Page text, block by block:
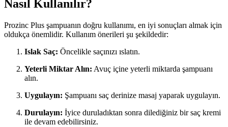
Nasıl Kullanılır?
Prozinc Plus şampuanın doğru kullanımı, en iyi sonuçları almak için
oldukça önemlidir. Kullanım önerileri şu şekildedir:
Islak Saç: Öncelikle saçınızı ıslatın.
Yeterli Miktar Alın: Avuç içine yeterli miktarda şampuanı
alın.
Uygulayın: Şampuanı saç derinize masaj yaparak uygulayın.
Durulayın: İyice duruladıktan sonra dilediğiniz bir saç kremi
ile devam edebilirsiniz.